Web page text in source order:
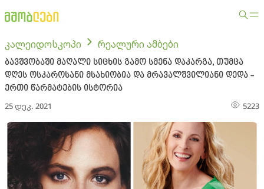
კალეიდოსკოპი რეალური ამბები
ბავშვობაში მაღალი სიცხის გამო სმენა დაკარგა, თუმცა
დღეს ოსკაროსანი მსახიობია და მრავალშვილიანი დედა -
ერთი წარმატების ისტორია
25 დეკ. 2021 5223